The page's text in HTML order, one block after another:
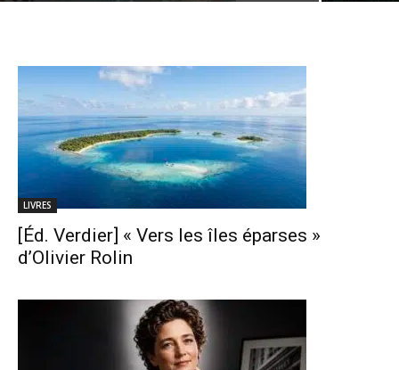
LIVRES
[Éd. Verdier] « Vers les îles éparses »
d’Olivier Rolin